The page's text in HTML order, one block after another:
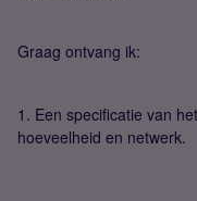
Graag ontvang ik:
1. Een specificatie van
hoeveelheid en netwerk.